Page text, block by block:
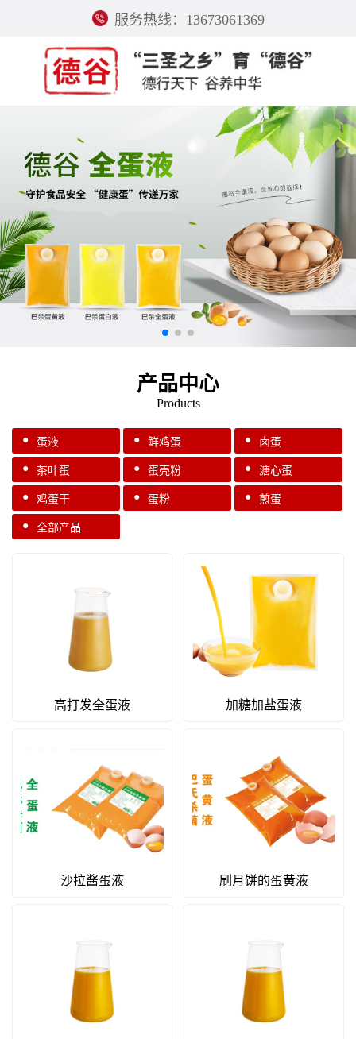
服务热线：13673061369
产品中心
Products
● 蛋液 ● 鲜鸡蛋 ● 卤蛋
● 茶叶蛋 ● 蛋壳粉 ● 溏心蛋
● 鸡蛋干 ● 蛋粉 ● 煎蛋
● 全部产品
高打发全蛋液 加糖加盐蛋液
沙拉酱蛋液 刷月饼的蛋黄液